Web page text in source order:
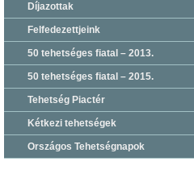
Díjazottak
Felfedezettjeink
50 tehetséges fiatal – 2013.
50 tehetséges fiatal – 2015.
Tehetség Piactér
Kétkezi tehetségek
Országos Tehetségnapok